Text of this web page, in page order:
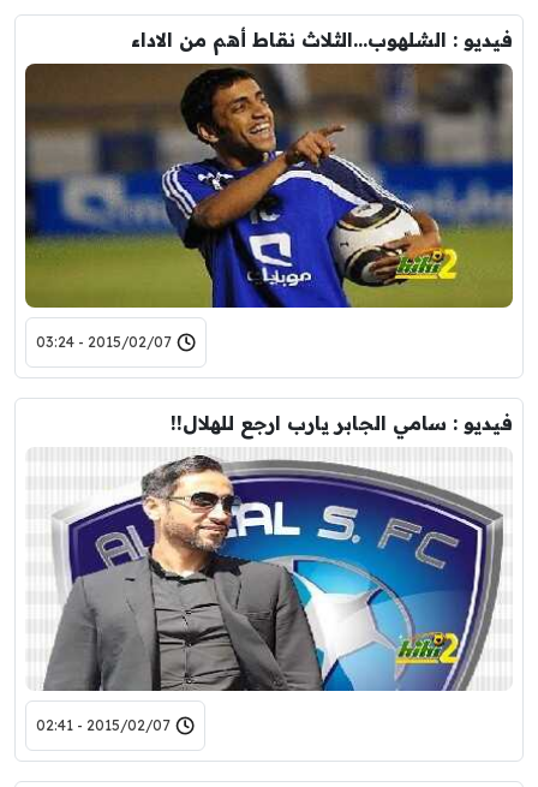
فيديو : الشلهوب…الثلاث نقاط أهم من الاداء
2015/02/07 - 03:24
فيديو : سامي الجابر يارب ارجع للهلال!!
2015/02/07 - 02:41